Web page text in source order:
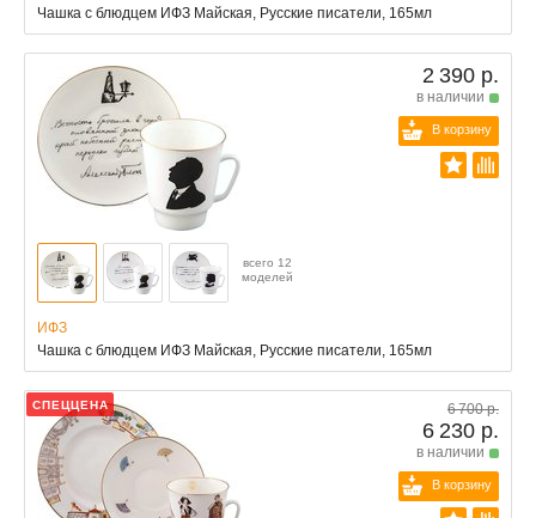
Чашка с блюдцем ИФЗ Майская, Русские писатели, 165мл
2 390 р.
в наличии
В корзину
всего 12
моделей
ИФЗ
Чашка с блюдцем ИФЗ Майская, Русские писатели, 165мл
СПЕЦЦЕНА 6 700 р.
6 230 р.
в наличии
В корзину